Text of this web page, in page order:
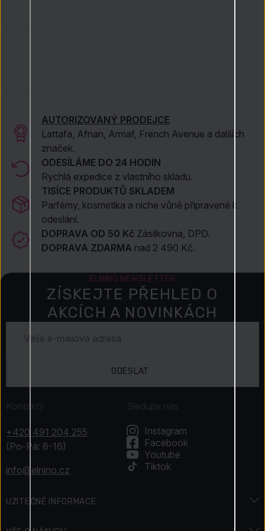
AUTORIZOVANÝ PRODEJCE
Lattafa, Afnan, Armaf, French Avenue a dalších
značek.
ODESÍLÁME DO 24 HODIN
Rychlá expedice z vlastního skladu.
TISÍCE PRODUKTŮ SKLADEM
Parfémy, kosmetika a niche vůně připravené k
odeslání.
DOPRAVA OD 50 Kč Zásilkovna, DPD.
DOPRAVA ZDARMA nad 2 490 Kč.
ELNINO NEWSLETTER
ZÍSKEJTE PŘEHLED O
AKCÍCH A NOVINKÁCH
ODESLAT
Kontakty
+420 491 204 255
(Po-Pá: 8-16)
info@elnino.cz
UŽITEČNÉ INFORMACE
Sledujte nás
Instagram
Facebook
Youtube
Tiktok